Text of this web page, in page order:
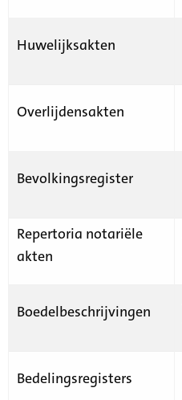
Huwelijksakten
Overlijdensakten
Bevolkingsregister
Repertoria notariële
akten
Boedelbeschrijvingen
Bedelingsregisters